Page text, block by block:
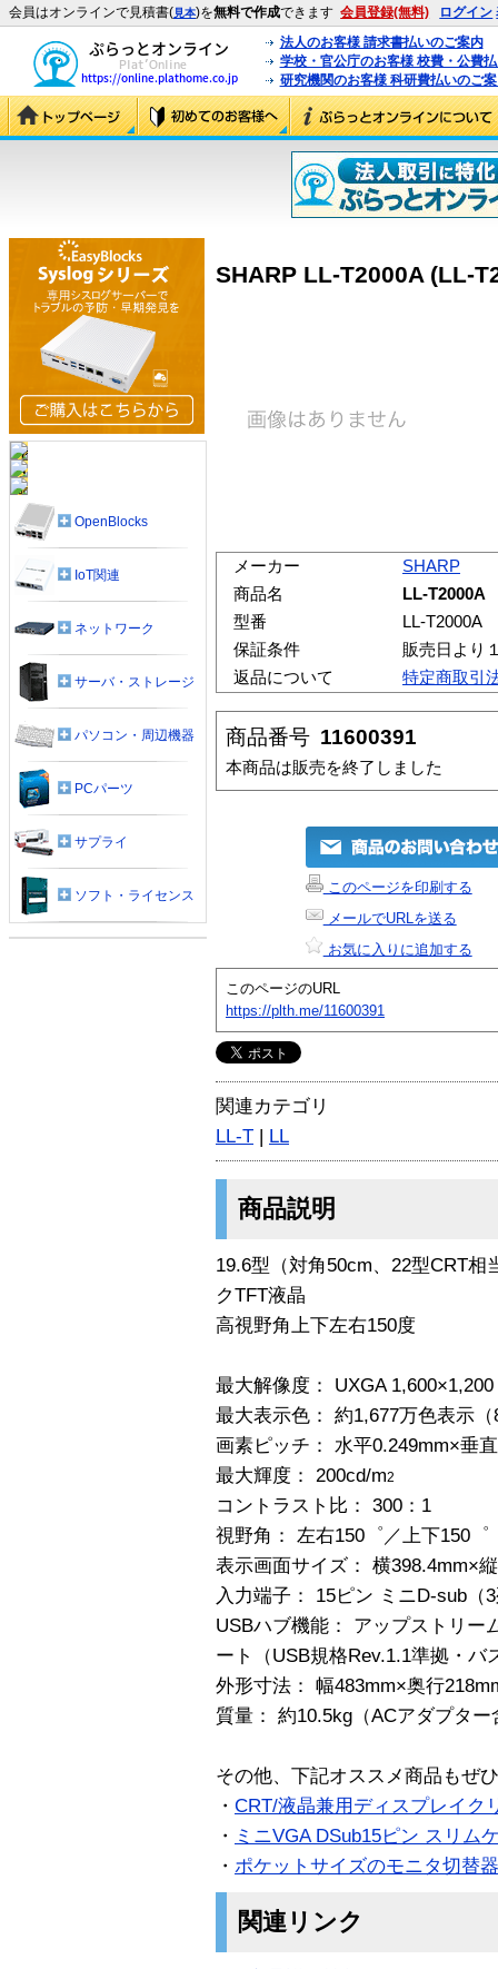
会員はオンラインで見積書(見本)を無料で作成できます 会員登録(無料) ログイン
法人のお客様 請求書払いのご案内
学校・官公庁のお客様 校費・公費
研究機関のお客様 科研費払いのご
SHARP LL-T2000A (LL-
メーカー
SHARP
商品名
LL-T2000A
型番
LL-T2000A
保証条件
販売日より
返品について
特定商取引
商品番号 11600391
本商品は販売を終了しました
このページを印刷する
メールでURLを送る
お気に入りに追加する
このページのURL
https://plth.me/11600391
関連カテゴリ
LL-T | LL
商品説明
19.6型（対角50cm、22型CRT
クTFT液晶
高視野角上下左右150度
最大解像度： UXGA
最大表示色： 約1,677万色表示
画素ピッチ： 水平0.249mm×垂
最大輝度： 200cd/m2
コントラスト比： 300：1
視野角： 左右150゜／上下150゜
表示画面サイズ： 横398.4mm×
入力端子： 15ピン ミニD-sub（
USBハブ機能： アップストリー
ート（USB規格Rev.1.1準拠・バ
外形寸法： 幅483mm×奥行
質量： 約10.5kg（ACアダプター
その他、下記オススメ商品もぜ
・ CRT/液晶兼用ディスプレイク
・ ミニVGA DSub15ピン スリム
・ ポケットサイズのモニタ切替器
関連リンク
OpenBlocks
IoT関連
ネットワーク
サーバ・ストレージ
パソコン・周辺機器
PCパーツ
サプライ
ソフト・ライセンス